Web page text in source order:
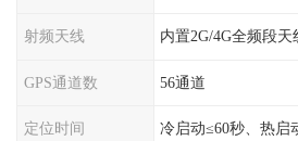
射频天线 内置2G/4G全频段天
GPS通道数 56通道
定位时间